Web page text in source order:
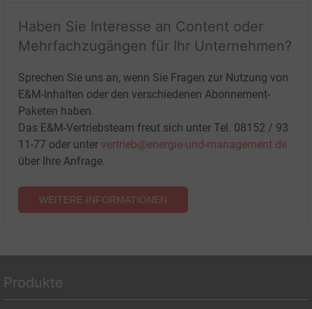
Haben Sie Interesse an Content oder
Mehrfachzugängen für Ihr Unternehmen?
Sprechen Sie uns an, wenn Sie Fragen zur Nutzung von
E&M-Inhalten oder den verschiedenen Abonnement-
Paketen haben.
Das E&M-Vertriebsteam freut sich unter Tel. 08152 / 93
11-77 oder unter vertrieb@energie-und-management.de
über Ihre Anfrage.
WEITERE INFORMATIONEN
Produkte